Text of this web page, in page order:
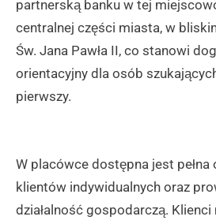
partnerską banku w tej
centralnej części miasta, w
Św. Jana Pawła II, co stanowi
orientacyjny dla osób
pierwszy.
W placówce dostępna jest pełna
klientów indywidualnych oraz
działalność gospodarczą.